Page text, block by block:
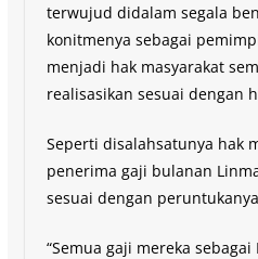
terwujud didalam segala
konitmenya sebagai
menjadi hak masyarakat
realisasikan sesuai dengan
Seperti disalahsatunya hak
penerima gaji bulanan
sesuai dengan
“Semua gaji mereka